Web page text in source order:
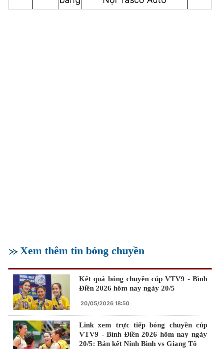
Xem thêm tin bóng chuyền
Kết quả bóng chuyền cúp VTV9 - Bình
Điền 2026 hôm nay ngày 20/5
20/05/2026 18:50
Link xem trực tiếp bóng chuyền cúp
VTV9 - Bình Điền 2026 hôm nay ngày
20/5: Bán kết Ninh Bình vs Giang Tô